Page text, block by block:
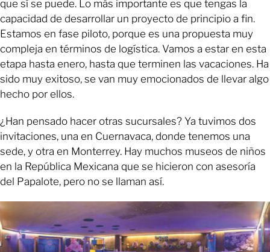
que sí se puede. Lo más importante es que tengas la
capacidad de desarrollar un proyecto de principio a fin.
Estamos en fase piloto, porque es una propuesta muy
compleja en términos de logística. Vamos a estar en esta
etapa hasta enero, hasta que terminen las vacaciones. Ha
sido muy exitoso, se van muy emocionados de llevar algo
hecho por ellos.
¿Han pensado hacer otras sucursales? Ya tuvimos dos
invitaciones, una en Cuernavaca, donde tenemos una
sede, y otra en Monterrey. Hay muchos museos de niños
en la República Mexicana que se hicieron con asesoría
del Papalote, pero no se llaman así.